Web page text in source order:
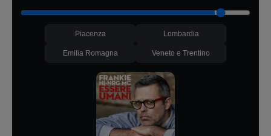
Piacenza Lombardia
Emilia Romagna Veneto e Trentino